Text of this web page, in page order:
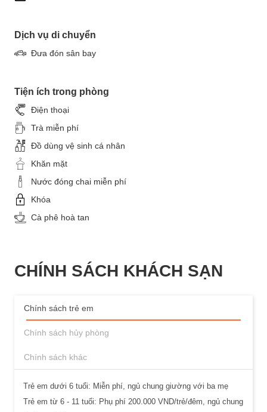
Dịch vụ di chuyển
Đưa đón sân bay
Tiện ích trong phòng
Điện thoại
Trà miễn phí
Đồ dùng vệ sinh cá nhân
Khăn mặt
Nước đóng chai miễn phí
Khóa
Cà phê hoà tan
CHÍNH SÁCH KHÁCH SẠN
Chính sách trẻ em
Chính sách hủy phòng
Chính sách khác
Trẻ em dưới 6 tuổi: Miễn phí, ngủ chung giường với ba mẹ
Trẻ em từ 6 - 11 tuổi: Phụ phí 200.000 VND/trẻ/đêm, ngủ chung